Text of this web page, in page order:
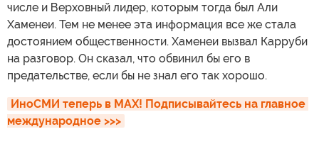
числе и Верховный лидер, которым тогда был Али
Хаменеи. Тем не менее эта информация все же стала
достоянием общественности. Хаменеи вызвал Карруби
на разговор. Он сказал, что обвинил бы его в
предательстве, если бы не знал его так хорошо.
ИноСМИ теперь в MAX! Подписывайтесь на главное
международное >>>